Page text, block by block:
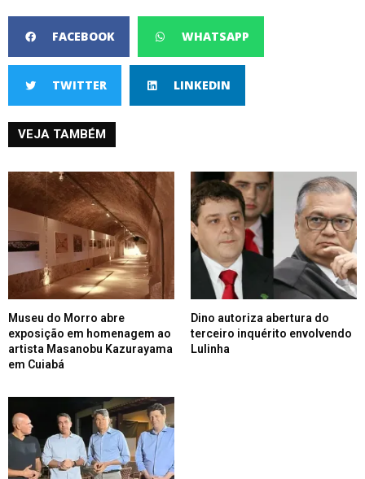
FACEBOOK WHATSAPP
TWITTER LINKEDIN
VEJA TAMBÉM
Museu do Morro abre
exposição em homenagem ao
artista Masanobu Kazurayama
em Cuiabá
Dino autoriza abertura do
terceiro inquérito envolvendo
Lulinha